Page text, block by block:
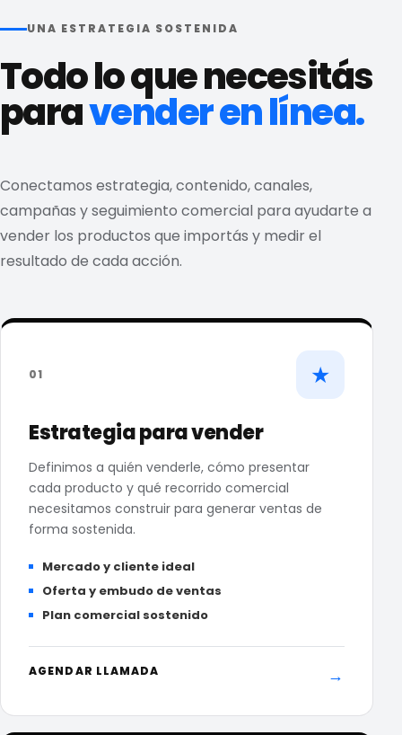
UNA ESTRATEGIA SOSTENIDA
Todo lo que necesitás
paravender en línea.
Conectamos estrategia, contenido, canales,
campañas y seguimiento comercial para ayudarte a
vender los productos que importás y medir el
resultado de cada acción.
01 ★
Estrategia para vender
Definimos a quién venderle, cómo presentar
cada producto y qué recorrido comercial
necesitamos construir para generar ventas de
forma sostenida.
Mercado y cliente ideal
Oferta y embudo de ventas
Plan comercial sostenido
AGENDAR LLAMADA →